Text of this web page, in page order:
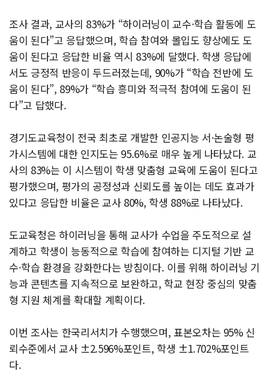
조사 결과, 교사의 83%가 “하이러닝이 교수·학습 활동에 도
움이 된다”고 응답했으며, 학습 참여와 몰입도 향상에도 도
움이 된다고 응답한 비율 역시 83%에 달했다. 학생 응답에
서도 긍정적 반응이 두드러졌는데, 90%가 “학습 전반에 도
움이 된다”, 89%가 “학습 흥미와 적극적 참여에 도움이 된
다”고 답했다.
경기도교육청이 전국 최초로 개발한 인공지능 서·논술형 평
가시스템에 대한 인지도는 95.6%로 매우 높게 나타났다. 교
사의 83%는 이 시스템이 학생 맞춤형 교육에 도움이 된다고
평가했으며, 평가의 공정성과 신뢰도를 높이는 데도 효과가
있다고 응답한 비율은 교사 80%, 학생 88%로 나타났다.
도교육청은 하이러닝을 통해 교사가 수업을 주도적으로 설
계하고 학생이 능동적으로 학습에 참여하는 디지털 기반 교
수·학습 환경을 강화한다는 방침이다. 이를 위해 하이러닝 기
능과 콘텐츠를 지속적으로 보완하고, 학교 현장 중심의 맞춤
형 지원 체계를 확대할 계획이다.
이번 조사는 한국리서치가 수행했으며, 표본오차는 95% 신
뢰수준에서 교사 ±2.596%포인트, 학생 ±1.702%포인트
다.